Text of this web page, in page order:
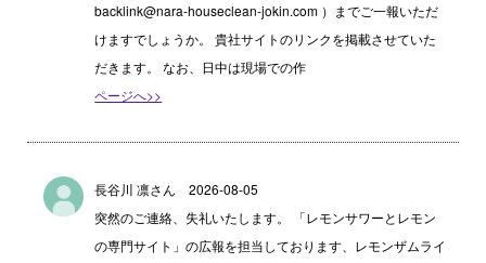
backlink@nara-houseclean-jokin.com ）までご一報いただ
けますでしょうか。 貴社サイトのリンクを掲載させていた
だきます。 なお、日中は現場での作
ページへ>>
長谷川 凛さん 2026-08-05
突然のご連絡、失礼いたします。 「レモンサワーとレモン
の専門サイト」の広報を担当しております、レモンザムライ